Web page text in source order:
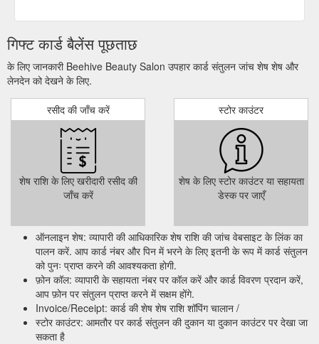
गिफ्ट कार्ड बैलेंस पूछताछ
के लिए जानकारी Beehive Beauty Salon उपहार कार्ड संतुलन जांच शेष शेष और
लेनदेन को देखने के लिए.
रसीद की जाँच करें
शेष राशि के लिए खरीदारी रसीद की
जाँच करें
स्टोर काउंटर
शेष के लिए स्टोर काउंटर या सहायता
डेस्क पर जाएँ
ऑनलाइन शेष: व्यापारी की आधिकारिक शेष राशि की जांच वेबसाइट के लिंक का
पालन करें. आप कार्ड नंबर और पिन में भरने के लिए इतनी के रूप में कार्ड संतुलन
को पुनः प्राप्त करने की आवश्यकता होगी.
फ़ोन कॉल: व्यापारी के सहायता नंबर पर कॉल करें और कार्ड विवरण प्रदान करें,
आप फ़ोन पर संतुलन प्राप्त करने में सक्षम होंगे.
Invoice/Receipt: कार्ड की शेष शेष राशि शॉपिंग चालान /
स्टोर काउंटर: आमतौर पर कार्ड संतुलन की दुकान या दुकान काउंटर पर देखा जा
सकता है